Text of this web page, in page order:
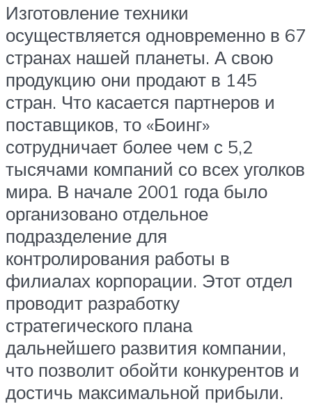
Изготовление техники
осуществляется одновременно в 67
странах нашей планеты. А свою
продукцию они продают в 145
стран. Что касается партнеров и
поставщиков, то «Боинг»
сотрудничает более чем с 5,2
тысячами компаний со всех уголков
мира. В начале 2001 года было
организовано отдельное
подразделение для
контролирования работы в
филиалах корпорации. Этот отдел
проводит разработку
стратегического плана
дальнейшего развития компании,
что позволит обойти конкурентов и
достичь максимальной прибыли.